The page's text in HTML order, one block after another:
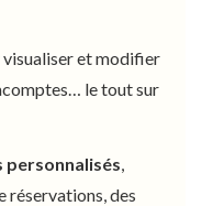
et modifier
le tout sur
personnalisés,
réservations, des